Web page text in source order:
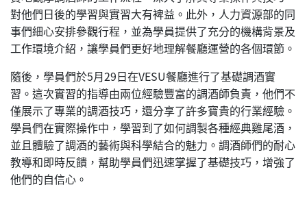
對他們日後的學習與實習大有裨益。此外，人力資源部的同
事們細心安排參觀行程，並為學員提供了充分的機構背景及
工作環境介紹，讓學員們更好地理解餐廳運營的各個環節。
隨後，學員們於5月29日在VESU餐廳進行了基礎調酒實
習。這次實習的指導由兩位經驗豐富的調酒師負責，他們不
僅展示了專業的調酒技巧，還分享了許多寶貴的行業經驗。
學員們在實際操作中，學習到了如何調製各種經典雞尾酒，
並且體驗了調酒的藝術與科學結合的魅力。調酒師們的耐心
教導和即時反饋，幫助學員們迅速掌握了基礎技巧，增強了
他們的自信心。